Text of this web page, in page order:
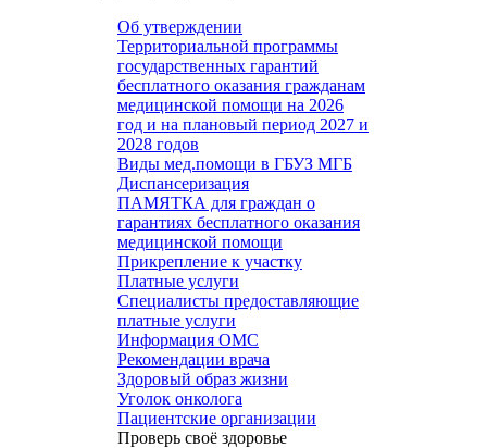
Об утверждении
Территориальной программы
государственных гарантий
бесплатного оказания гражданам
медицинской помощи на 2026
год и на плановый период 2027 и
2028 годов
Виды мед.помощи в ГБУЗ МГБ
Диспансеризация
ПАМЯТКА для граждан о
гарантиях бесплатного оказания
медицинской помощи
Прикрепление к участку
Платные услуги
Специалисты предоставляющие
платные услуги
Информация ОМС
Рекомендации врача
Здоровый образ жизни
Уголок онколога
Пациентские организации
Проверь своё здоровье